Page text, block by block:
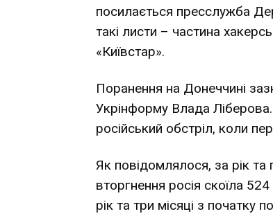
посилається пресслужба
такі листи – частина
«Київстар».
Поранення на Донеччині
Укрінформу Влада
російський обстріл, коли
Як повідомлялося, за рік та
вторгнення росія скоїла 524
рік та три місяці з початку